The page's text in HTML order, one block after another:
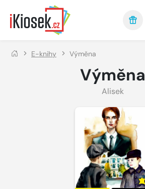
Přejít na hlavní obsah
E-knihy Výměna
Výměna
Alisek